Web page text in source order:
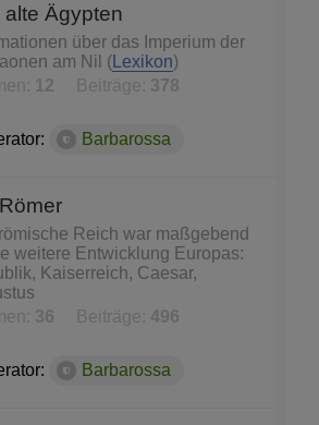
alte Ägypten
über das Imperium der
am Nil ( Lexikon)
12 Beiträge: 378
Barbarossa
Reich war maßgebend
weitere Entwicklung Europas:
Kaiserreich, Caesar,
36 Beiträge: 496
Barbarossa